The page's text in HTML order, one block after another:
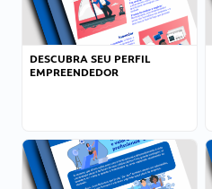
DESCUBRA SEU PERFIL
EMPREENDEDOR